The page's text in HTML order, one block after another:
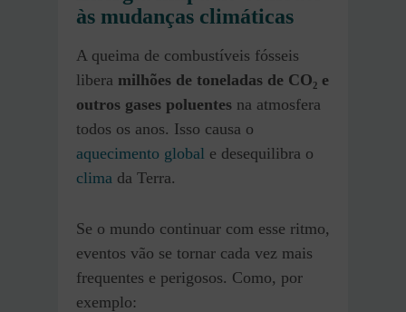
às mudanças climáticas
A queima de combustíveis fósseis
libera milhões de toneladas de CO₂ e
outros gases poluentes na atmosfera
todos os anos. Isso causa o
aquecimento global e desequilibra o
clima da Terra.
Se o mundo continuar com esse ritmo,
eventos vão se tornar cada vez mais
frequentes e perigosos. Como, por
exemplo: